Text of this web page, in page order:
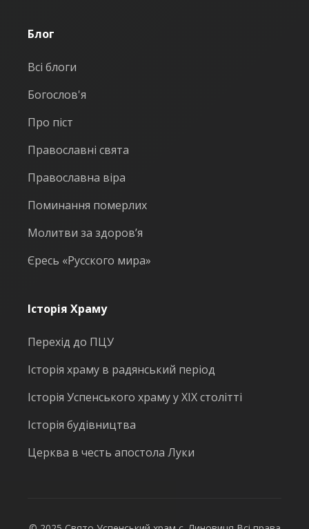
Блог
Всі блоги
Богослов'я
Про піст
Православні свята
Православна віра
Поминання померлих
Молитви за здоров’я
Єресь «Русского мира»
Історія Храму
Перехід до ПЦУ
Історія храму в радянський період
Історія Успенського храму у ХІХ столітті
Історія будівництва
Церква в честь апостола Луки